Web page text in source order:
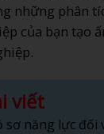
những phân
của bạn tạo
viết
sơ năng lực đối